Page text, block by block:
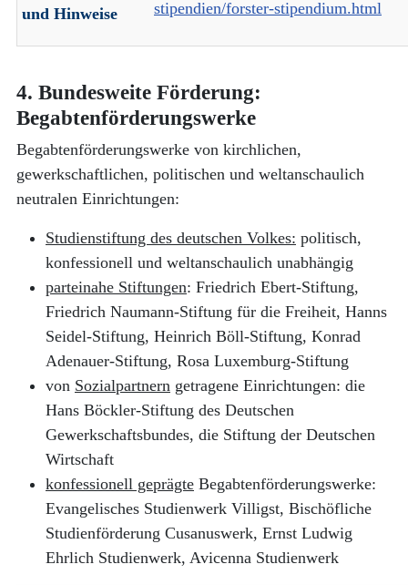
und Hinweise stipendien/forster-stipendium.html
4. Bundesweite Förderung:
Begabtenförderungswerke
Begabtenförderungswerke von kirchlichen,
gewerkschaftlichen, politischen und weltanschaulich
neutralen Einrichtungen:
Studienstiftung des deutschen Volkes: politisch,
konfessionell und weltanschaulich unabhängig
parteinahe Stiftungen: Friedrich Ebert-Stiftung,
Friedrich Naumann-Stiftung für die Freiheit, Hanns
Seidel-Stiftung, Heinrich Böll-Stiftung, Konrad
Adenauer-Stiftung, Rosa Luxemburg-Stiftung
von Sozialpartnern getragene Einrichtungen: die
Hans Böckler-Stiftung des Deutschen
Gewerkschaftsbundes, die Stiftung der Deutschen
Wirtschaft
konfessionell geprägte Begabtenförderungswerke:
Evangelisches Studienwerk Villigst, Bischöfliche
Studienförderung Cusanuswerk, Ernst Ludwig
Ehrlich Studienwerk, Avicenna Studienwerk